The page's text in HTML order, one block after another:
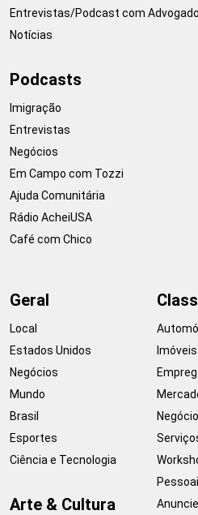
Entrevistas/Podcast com
Notícias
Podcasts
Imigração
Entrevistas
Negócios
Em Campo com Tozzi
Ajuda Comunitária
Rádio AcheiUSA
Café com Chico
Geral
Local
Estados Unidos
Negócios
Mundo
Brasil
Esportes
Ciência e Tecnologia
Arte & Cultura
Imóveis
Anuncie